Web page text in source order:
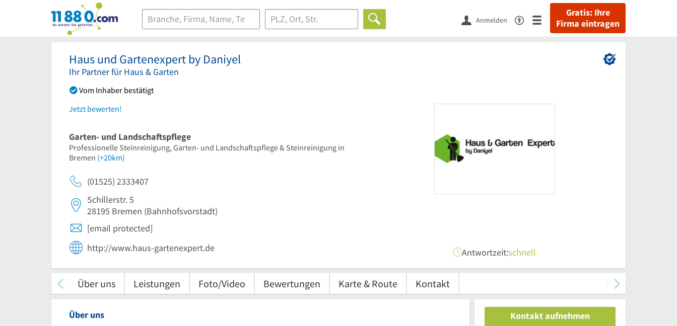
11880.com
Gratis: Ihre
Firma eintragen
Anmelden
Haus und Gartenexpert by Daniyel
Ihr Partner für Haus & Garten
Vom Inhaber bestätigt
Jetzt bewerten!
Garten- und Landschaftspflege
Professionelle Steinreinigung, Garten- und Landschaftspflege & Steinreinigung in
Bremen (+20km)
(01525) 2333407
Schillerstr. 5
28195 Bremen (Bahnhofsvorstadt)
[email protected]
http://www.haus-gartenexpert.de
Antwortzeit:schnell
Über uns Leistungen Foto/Video Bewertungen Karte & Route Kontakt
Über uns
Kontakt aufnehmen